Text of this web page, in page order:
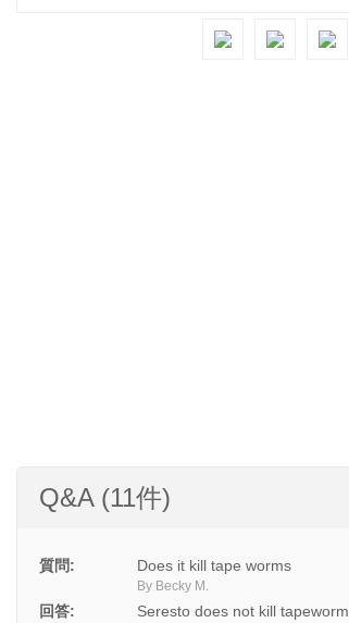
Q&A (11件)
質問: Does it kill tape worms
By Becky M.
回答: Seresto does not kill tapeworm